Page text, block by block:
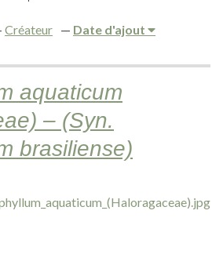
Créateur Date d'ajout
aquaticum
– (Syn.
brasiliense)